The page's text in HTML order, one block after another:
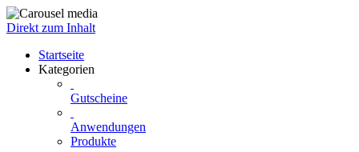
Direkt zum Inhalt
Startseite
Kategorien
Gutscheine
Anwendungen
Produkte